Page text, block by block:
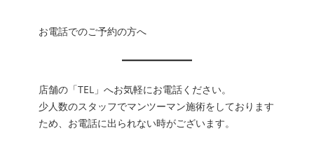
お電話でのご予約の方へ
店舗の「TEL」へお気軽にお電話ください。
少人数のスタッフでマンツーマン施術をしております
ため、お電話に出られない時がございます。